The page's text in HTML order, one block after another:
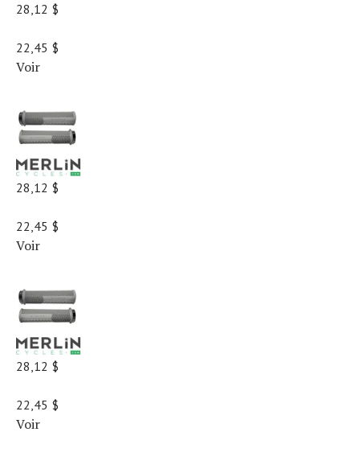
28,12 $
22,45 $
Voir
28,12 $
22,45 $
Voir
28,12 $
22,45 $
Voir